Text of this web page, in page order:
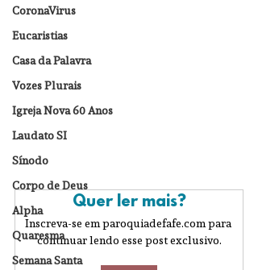
CoronaVirus
Eucaristias
Casa da Palavra
Vozes Plurais
Igreja Nova 60 Anos
Laudato SI
Sínodo
Corpo de Deus
Alpha
Quaresma
Semana Santa
Quer ler mais?
Inscreva-se em paroquiadefafe.com para
continuar lendo esse post exclusivo.